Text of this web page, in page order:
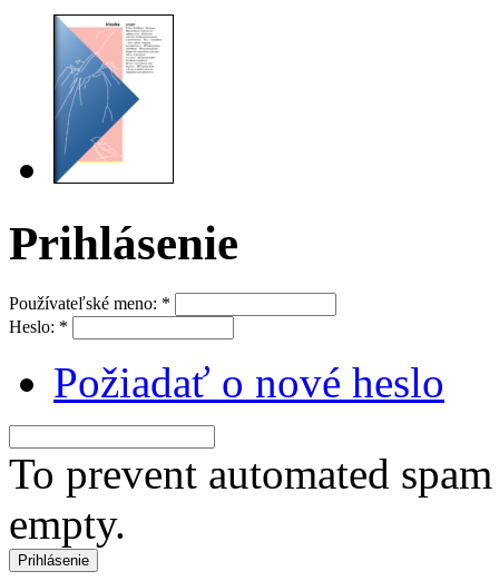
Prihlásenie
Používateľské meno: *
Heslo: *
Požiadať o nové heslo
To prevent automated
empty.